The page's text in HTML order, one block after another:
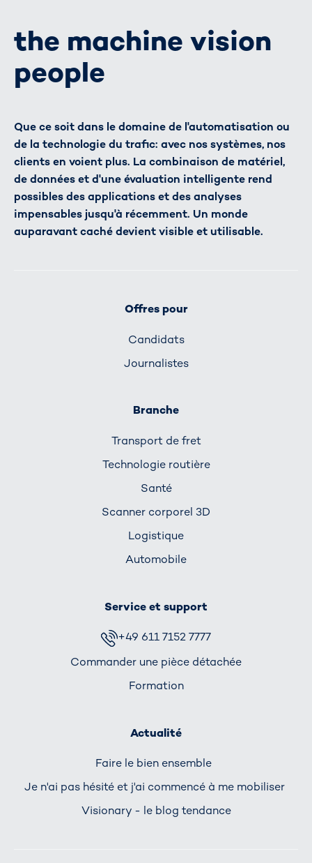
the machine vision
people
Que ce soit dans le domaine de l'automatisation ou
de la technologie du trafic: avec nos systèmes, nos
clients en voient plus. La combinaison de matériel,
de données et d'une évaluation intelligente rend
possibles des applications et des analyses
impensables jusqu'à récemment. Un monde
auparavant caché devient visible et utilisable.
Offres pour
Candidats
Journalistes
Branche
Transport de fret
Technologie routière
Santé
Scanner corporel 3D
Logistique
Automobile
Service et support
+49 611 7152 7777
Commander une pièce détachée
Formation
Actualité
Faire le bien ensemble
Je n'ai pas hésité et j'ai commencé à me mobiliser
Visionary - le blog tendance